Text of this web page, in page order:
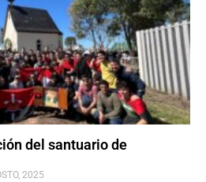
del santuario de
2025